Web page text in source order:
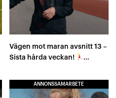
Vägen mot maran avsnitt 13 –
Sista hårda veckan!
ANNONSSAMARBETE